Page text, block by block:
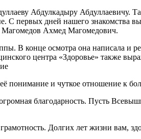
Абдулкадыру Абдуллаевичу.
С первых дней нашего знакомства
Магомедов Ахмед Магомедович.
В конце осмотра она написала и
центра «Здоровье» также
понимание и чуткое отношение к
благодарность. Пусть
Долгих лет жизни вам,